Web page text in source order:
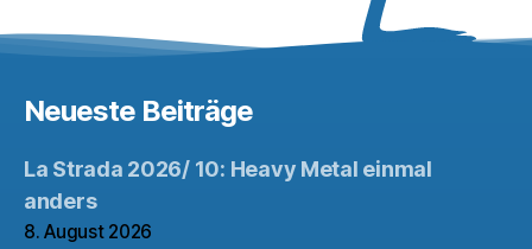
Neueste Beiträge
La Strada 2026/ 10: Heavy Metal einmal
anders
8. August 2026